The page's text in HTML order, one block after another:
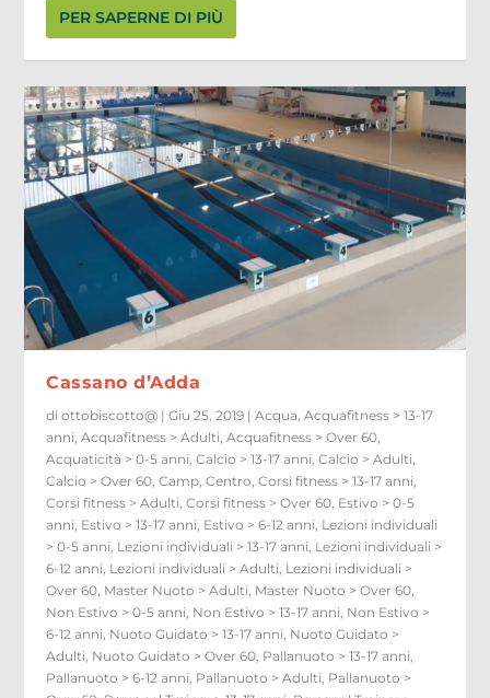
PER SAPERNE DI PIÙ
Cassano d’Adda
diottobiscotto@ |Giu 25, 2019 |Acqua,Acquafitness > 13-17
anni,Acquafitness > Adulti,Acquafitness > Over 60,
Acquaticità > 0-5 anni,Calcio > 13-17 anni,Calcio > Adulti,
Calcio > Over 60,Camp,Centro,Corsi fitness > 13-17 anni,
Corsi fitness > Adulti,Corsi fitness > Over 60, Estivo > 0-5
anni, Estivo > 13-17 anni, Estivo > 6-12 anni, Lezioni individuali
> 0-5 anni, Lezioni individuali > 13-17 anni, Lezioni individuali >
6-12 anni, Lezioni individuali > Adulti, Lezioni individuali >
Over 60, Master Nuoto > Adulti, Master Nuoto > Over 60,
Non Estivo > 0-5 anni, Non Estivo > 13-17 anni, Non Estivo >
6-12 anni, Nuoto Guidato > 13-17 anni, Nuoto Guidato >
Adulti, Nuoto Guidato > Over 60, Pallanuoto > 13-17 anni,
Pallanuoto > 6-12 anni, Pallanuoto > Adulti, Pallanuoto >